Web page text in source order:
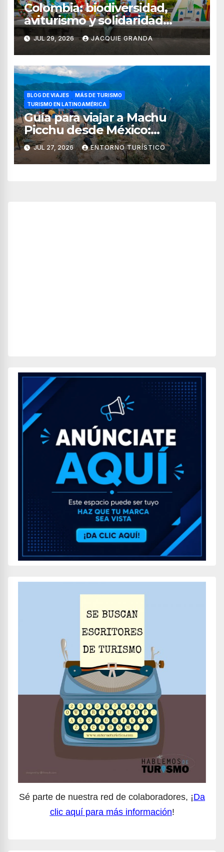
Colombia: biodiversidad,
aviturismo y solidaridad
digital en el Quindío y Valle
del Cauca
JUL 29, 2026 JACQUIE GRANDA
BLOG DE VIAJES
MÁS DE TURISMO
TURISMO EN LATINOAMÉRICA
Guía para viajar a Machu
Picchu desde México:
tiempos, rutas, itinerario y
consejos esenciales
JUL 27, 2026 ENTORNO TURÍSTICO
Sé parte de nuestra red de colaboradores, ¡Da
clic aquí para más información!